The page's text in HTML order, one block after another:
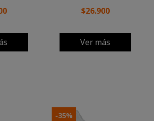
$26.900
Ver más
-35%